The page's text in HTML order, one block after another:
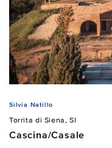
Silvia Natillo
Torrita di Siena, SI
Cascina/Casale